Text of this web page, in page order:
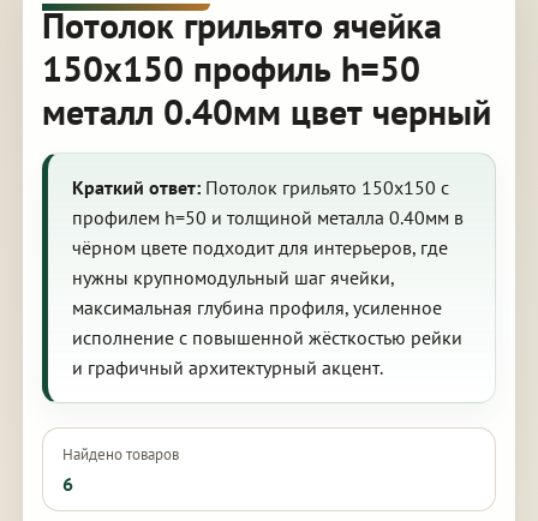
Потолок грильято ячейка
150х150 профиль h=50
металл 0.40мм цвет черный
Краткий ответ:Потолок грильято 150х150 с
профилем h=50 и толщиной металла 0.40мм в
чёрном цвете подходит для интерьеров, где
нужны крупномодульный шаг ячейки,
максимальная глубина профиля, усиленное
исполнение с повышенной жёсткостью рейки
и графичный архитектурный акцент.
Найдено товаров
6